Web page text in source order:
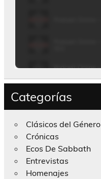
Categorías
Clásicos del Género
Crónicas
Ecos De Sabbath
Entrevistas
Homenajes